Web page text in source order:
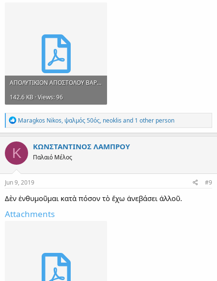
ΑΠΟΛΥΤΙΚΙΟΝ ΑΠΟΣΤΟΛΟΥ ΒΑΡΝΑΒΑ.pdf
142.6 KB · Views: 96
R
e
a
c
t
i
o
n
Maragkos Nikos, ψαλμός 50ός, neoklis and 1 other person
Κ ΚΩΝΣΤΑΝΤΙΝΟΣ ΛΑΜΠΡΟΥ
Παλαιό Μέλος
Jun 9, 2019 #9
Δὲν ἐνθυμοῦμαι κατὰ πόσον τὸ ἔχω ἀνεβάσει ἀλλοῦ.
Attachments